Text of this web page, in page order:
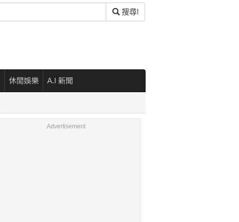
搜尋!
休閒娛樂 A.I 新聞
Advertisement